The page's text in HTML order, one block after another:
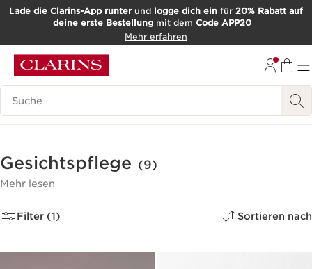
WEITER ZUM INHALT
Lade die Clarins-App runterund logge dich ein für 20% Rabatt auf
deine erste Bestellungmit dem Code APP20
Mehr erfahren
Such-Historie
Gesichtspflege (9)
Mehr lesen
Filter (1) Sortieren nach